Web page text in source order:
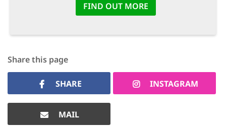
FIND OUT MORE
Share this page
SHARE INSTAGRAM
MAIL